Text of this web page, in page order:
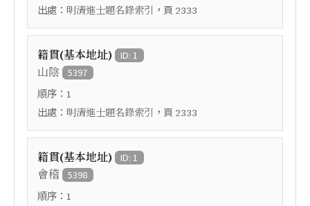
出處： 明清進士題名錄索引 ，頁 2333
籍貫(基本地址) ID: 1
山陰 5397
順序： 1
出處： 明清進士題名錄索引 ，頁 2333
籍貫(基本地址) ID: 1
會稽 5398
順序： 1